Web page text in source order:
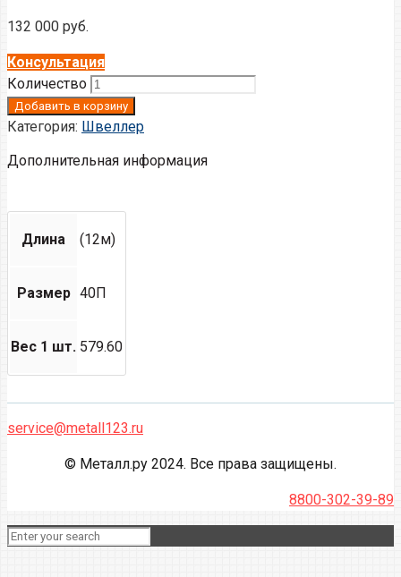
132 000 руб.
Консультация
Количество
Добавить в корзину
Категория: Швеллер
Дополнительная информация
Длина (12м)
Размер 40П
Вес 1 шт. 579.60
service@metall123.ru
© Металл.ру 2024. Все права защищены.
8800-302-39-89